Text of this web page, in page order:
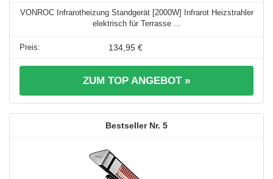
VONROC Infrarotheizung Standgerät [2000W] Infrarot Heizstrahler
elektrisch für Terrasse ...
134,95 €
ZUM TOP ANGEBOT »
5